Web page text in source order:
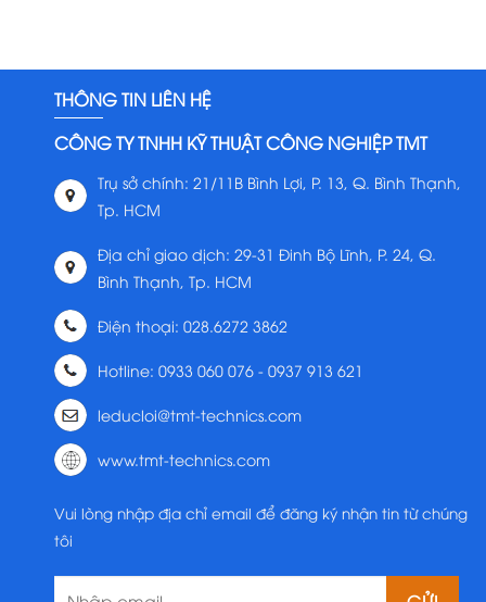
THÔNG TIN LIÊN HỆ
CÔNG TY TNHH KỸ THUẬT CÔNG NGHIỆP TMT
Trụ sở chính: 21/11B Bình Lợi, P. 13, Q. Bình Thạnh,
Tp. HCM
Địa chỉ giao dịch: 29-31 Đinh Bộ Lĩnh, P. 24, Q.
Bình Thạnh, Tp. HCM
Điện thoại: 028.6272 3862
Hotline: 0933 060 076 - 0937 913 621
leducloi@tmt-technics.com
www.tmt-technics.com
Vui lòng nhập địa chỉ email để đăng ký nhận tin từ chúng
tôi